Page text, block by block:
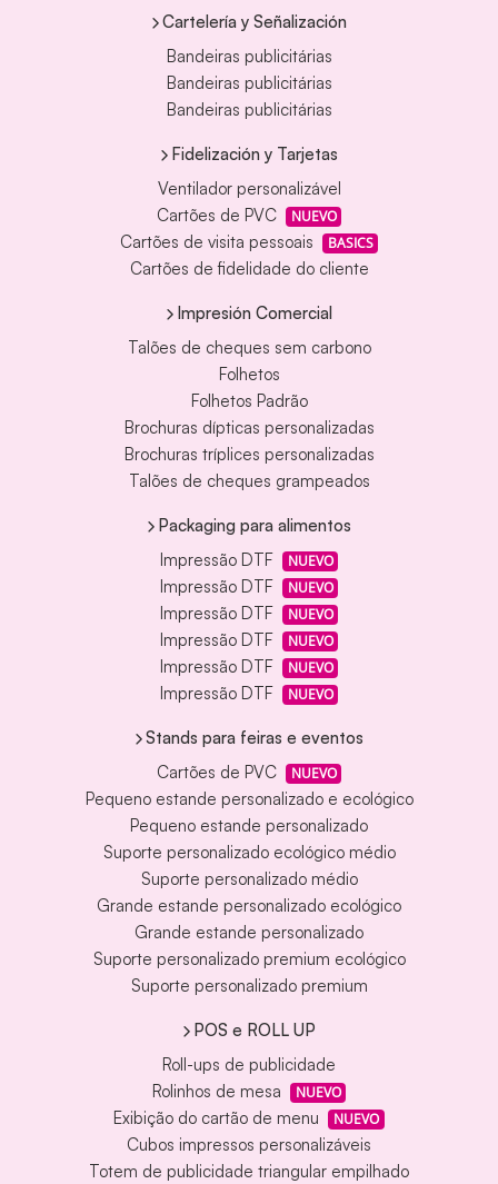
Cartelería y Señalización
Bandeiras publicitárias
Bandeiras publicitárias
Bandeiras publicitárias
Fidelización y Tarjetas
Ventilador personalizável
Cartões de PVC
NUEVO
Cartões de visita pessoais BASICS
Cartões de fidelidade do cliente
Impresión Comercial
Talões de cheques sem carbono
Folhetos
Folhetos Padrão
Brochuras dípticas personalizadas
Brochuras tríplices personalizadas
Talões de cheques grampeados
Packaging para alimentos
Impressão DTF
NUEVO
Impressão DTF NUEVO
Impressão DTF NUEVO
Impressão DTF NUEVO
Impressão DTF NUEVO
Impressão DTF NUEVO
Stands para feiras e eventos
Cartões de PVC
NUEVO
Pequeno estande personalizado e ecológico
Pequeno estande personalizado
Suporte personalizado ecológico médio
Suporte personalizado médio
Grande estande personalizado ecológico
Grande estande personalizado
Suporte personalizado premium ecológico
Suporte personalizado premium
POS e ROLL UP
Roll-ups de publicidade
Rolinhos de mesa
NUEVO
Exibição do cartão de menu NUEVO
Cubos impressos personalizáveis
Totem de publicidade triangular empilhado